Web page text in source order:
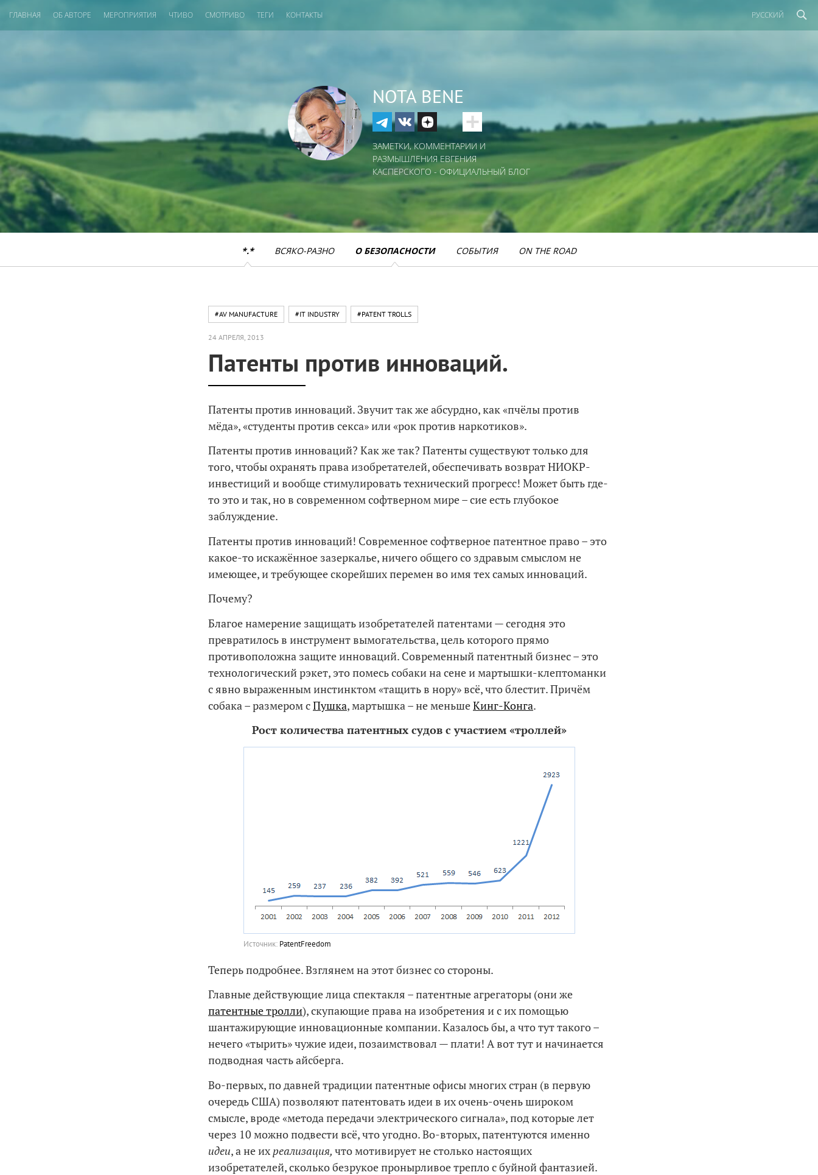
ГЛАВНАЯ ОБ АВТОРЕ МЕРОПРИЯТИЯ ЧТИВО СМОТРИВО ТЕГИ КОНТАКТЫ РУССКИЙ
NOTA BENE
ЗАМЕТКИ, КОММЕНТАРИИ И
РАЗМЫШЛЕНИЯ ЕВГЕНИЯ
КАСПЕРСКОГО - ОФИЦИАЛЬНЫЙ БЛОГ
*.* ВСЯКО-РАЗНО О БЕЗОПАСНОСТИ СОБЫТИЯ ON THE ROAD
#AV MANUFACTURE #IT INDUSTRY #PATENT TROLLS
24 АПРЕЛЯ, 2013
Патенты против инноваций.
Патенты против инноваций. Звучит так же абсурдно, как «пчёлы против
мёда», «студенты против секса» или «рок против наркотиков».
Патенты против инноваций? Как же так? Патенты существуют только для
того, чтобы охранять права изобретателей, обеспечивать возврат НИОКР-
инвестиций и вообще стимулировать технический прогресс! Может быть где-
то это и так, но в современном софтверном мире – сие есть глубокое
заблуждение.
Патенты против инноваций! Современное софтверное патентное право – это
какое-то искажённое зазеркалье, ничего общего со здравым смыслом не
имеющее, и требующее скорейших перемен во имя тех самых инноваций.
Почему?
Благое намерение защищать изобретателей патентами — сегодня это
превратилось в инструмент вымогательства, цель которого прямо
противоположна защите инноваций. Современный патентный бизнес – это
технологический рэкет, это помесь собаки на сене и мартышки-клептоманки
с явно выраженным инстинктом «тащить в нору» всё, что блестит. Причём
собака – размером сПушка, мартышка – не меньшеКинг-Конга.
Рост количества патентных судов с участием «троллей»
Источник: PatentFreedom
Теперь подробнее. Взглянем на этот бизнес со стороны.
Главные действующие лица спектакля – патентные агрегаторы (они же
патентные тролли), скупающие права на изобретения и с их помощью
шантажирующие инновационные компании. Казалось бы, а что тут такого –
нечего «тырить» чужие идеи, позаимствовал — плати! А вот тут и начинается
подводная часть айсберга.
Во-первых, по давней традиции патентные офисы многих стран (в первую
очередь США) позволяют патентовать идеи в их очень-очень широком
смысле, вроде «метода передачи электрического сигнала», под которые лет
через 10 можно подвести всё, что угодно. Во-вторых, патентуются именно
идеи, а не их реализация, что мотивирует не столько настоящих
изобретателей, сколько безрукое пронырливое трепло с буйной фантазией.